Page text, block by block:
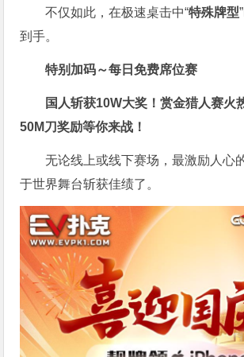
不仅如此，在极速桌击中“特殊牌型
到手。
特别加码～每日免费席位赛
国人斩获10W大奖！赏金猎人赛火
50M刀奖励等你来战！
无论线上或线下赛场，最激励人心
于世界舞台斩获佳绩了。